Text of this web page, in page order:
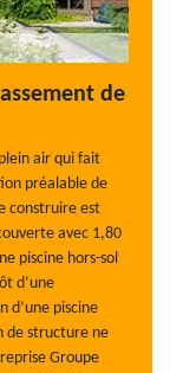
de
air qui fait
préalable de
construire est
avec 1,80
piscine hors-sol
d’une
d’une piscine
de structure ne
Groupe